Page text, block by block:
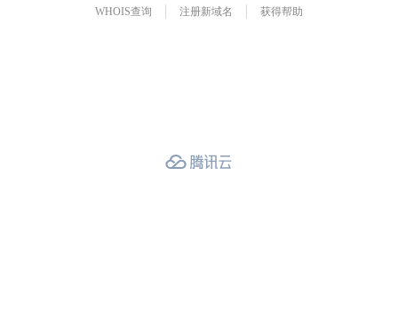
WHOIS查询 注册新域名 获得帮助